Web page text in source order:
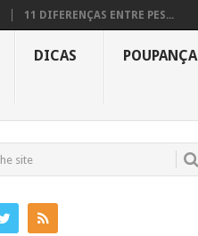
11 DIFERENÇAS ENTRE PES...
DICAS POUPANÇA